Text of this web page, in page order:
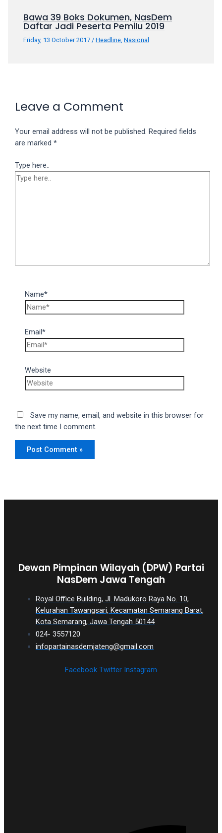
Bawa 39 Boks Dokumen, NasDem
Daftar Jadi Peserta Pemilu 2019
Friday, 13 October 2017/Headline,Nasional
Leave a Comment
Your email address will not be published. Required fields
are marked*
Type here..
Name*
Email*
Website
Save my name, email, and website in this browser for
the next time I comment.
Dewan Pimpinan Wilayah (DPW) Partai
NasDem Jawa Tengah
Royal Office Building, Jl. Madukoro Raya No. 10,
Kelurahan Tawangsari, Kecamatan Semarang Barat,
Kota Semarang, Jawa Tengah 50144
024- 3557120
infopartainasdemjateng@gmail.com
Facebook Twitter Instagram